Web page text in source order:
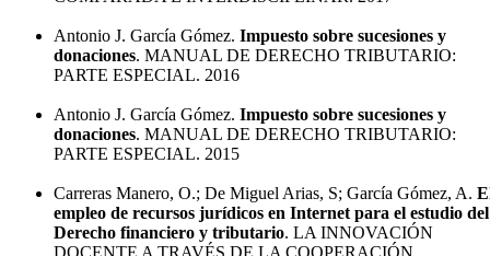
Antonio J. García Gómez. Impuesto sobre sucesiones y
donaciones. MANUAL DE DERECHO TRIBUTARIO:
PARTE ESPECIAL. 2016
Antonio J. García Gómez. Impuesto sobre sucesiones y
donaciones. MANUAL DE DERECHO TRIBUTARIO:
PARTE ESPECIAL. 2015
Carreras Manero, O.; De Miguel Arias, S; García Gómez, A.
empleo de recursos jurídicos en Internet para el estudio del
Derecho financiero y tributario. LA INNOVACIÓN
DOCENTE A TRAVÉS DE LA COOPERACIÓN